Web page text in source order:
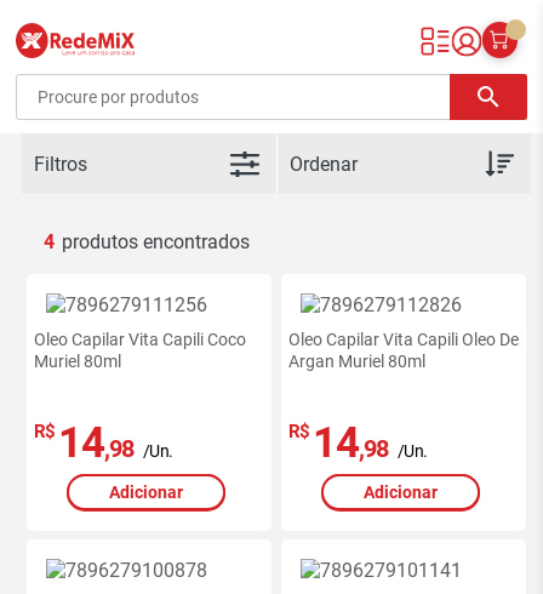
Redemix – Supermercado Online
search
Filtros
4
Oleo Capilar Vita Capili Coco
Muriel 80ml
R$ 14,98 /Un.
Adicionar
Oleo Capilar Vita Capili Oleo De
Argan Muriel 80ml
R$ 14,98 /Un.
Adicionar